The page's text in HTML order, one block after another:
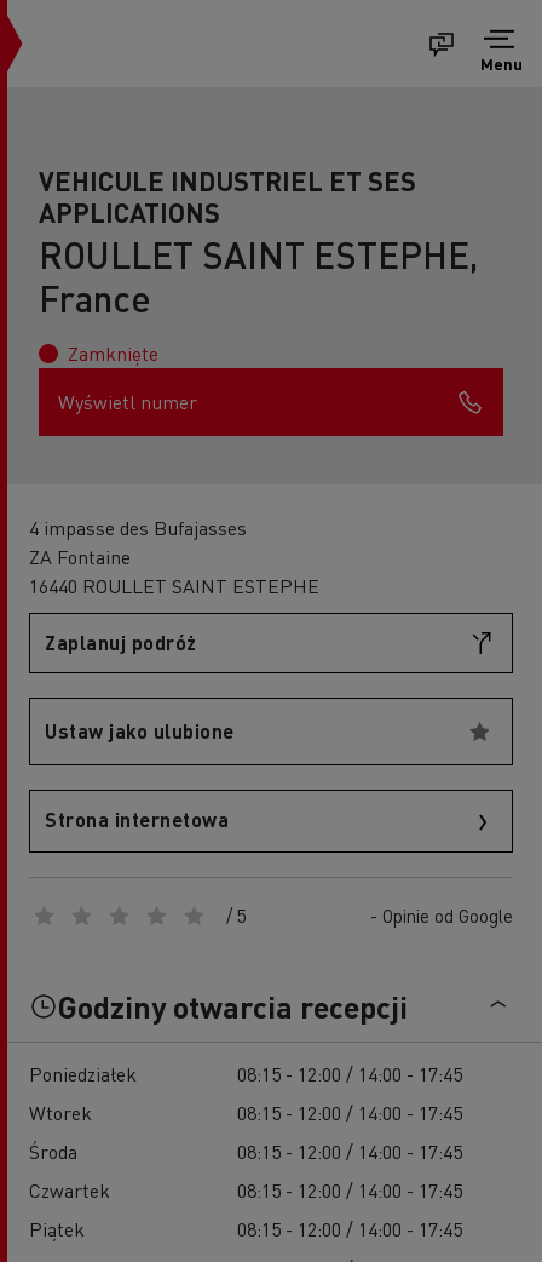
Menu
VEHICULE INDUSTRIEL ET SES
APPLICATIONS
ROULLET SAINT ESTEPHE,
France
Zamknięte
Wyświetl numer
4 impasse des Bufajasses
ZA Fontaine
16440 ROULLET SAINT ESTEPHE
Zaplanuj podróż
Ustaw jako ulubione
Strona internetowa
/ 5 - Opinie od Google
Godziny otwarcia recepcji
Poniedziałek
08:15 - 12:00 / 14:00 - 17:45
Wtorek
08:15 - 12:00 / 14:00 - 17:45
Środa
08:15 - 12:00 / 14:00 - 17:45
Czwartek
08:15 - 12:00 / 14:00 - 17:45
Piątek
08:15 - 12:00 / 14:00 - 17:45